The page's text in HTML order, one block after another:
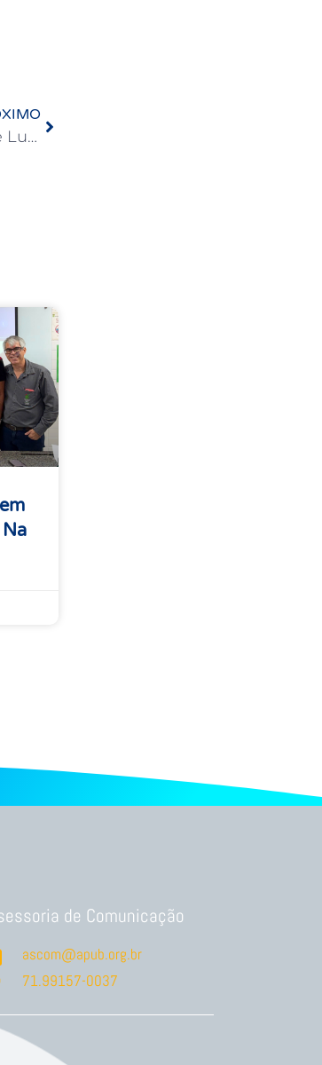
Três Esferas convocam Jornada de Lutas contra tentativa no Congresso de ‘requentar’ PEC 32
de Comunicação
ascom@apub.org.br
71.99157-0037